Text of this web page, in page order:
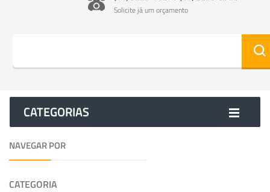
Solicite já um orçamento
CATEGORIAS
NAVEGAR POR
CATEGORIA